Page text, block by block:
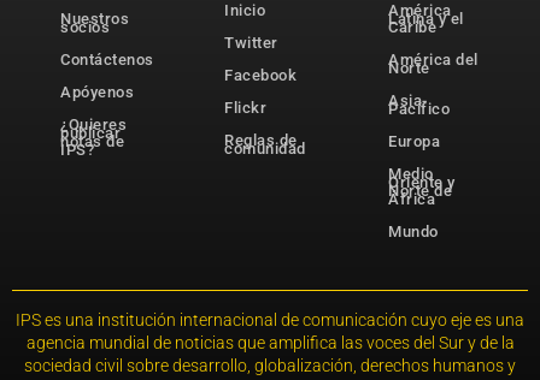
Nuestros
socios
Contáctenos
Apóyenos
¿Quieres
publicar
notas de
IPS?
Inicio
Twitter
Facebook
Flickr
Reglas de
comunidad
América
Latina y el
Caribe
América del
Norte
Asia-
Pacífico
Europa
Medio
Oriente y
Norte de
África
Mundo
IPS es una institución internacional de comunicación cuyo eje es una
agencia mundial de noticias que amplifica las voces del Sur y de la
sociedad civil sobre desarrollo, globalización, derechos humanos y